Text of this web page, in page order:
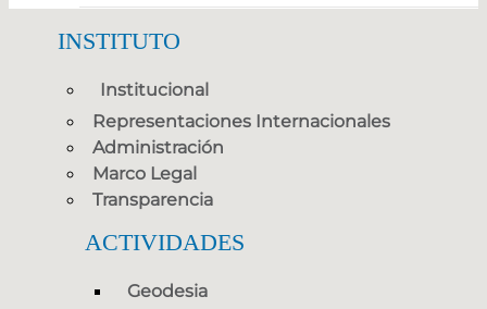
INSTITUTO
Institucional
Representaciones Internacionales
Administración
Marco Legal
Transparencia
ACTIVIDADES
Geodesia